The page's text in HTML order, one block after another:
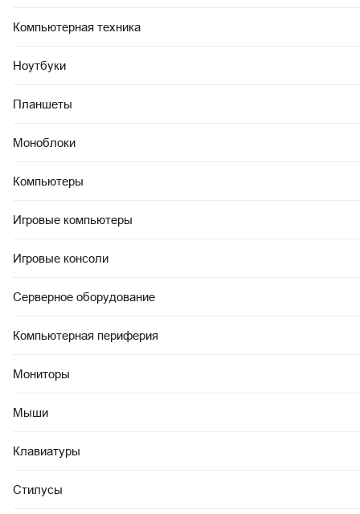
Компьютерная техника
Ноутбуки
Планшеты
Моноблоки
Компьютеры
Игровые компьютеры
Игровые консоли
Серверное оборудование
Компьютерная периферия
Мониторы
Мыши
Клавиатуры
Стилусы